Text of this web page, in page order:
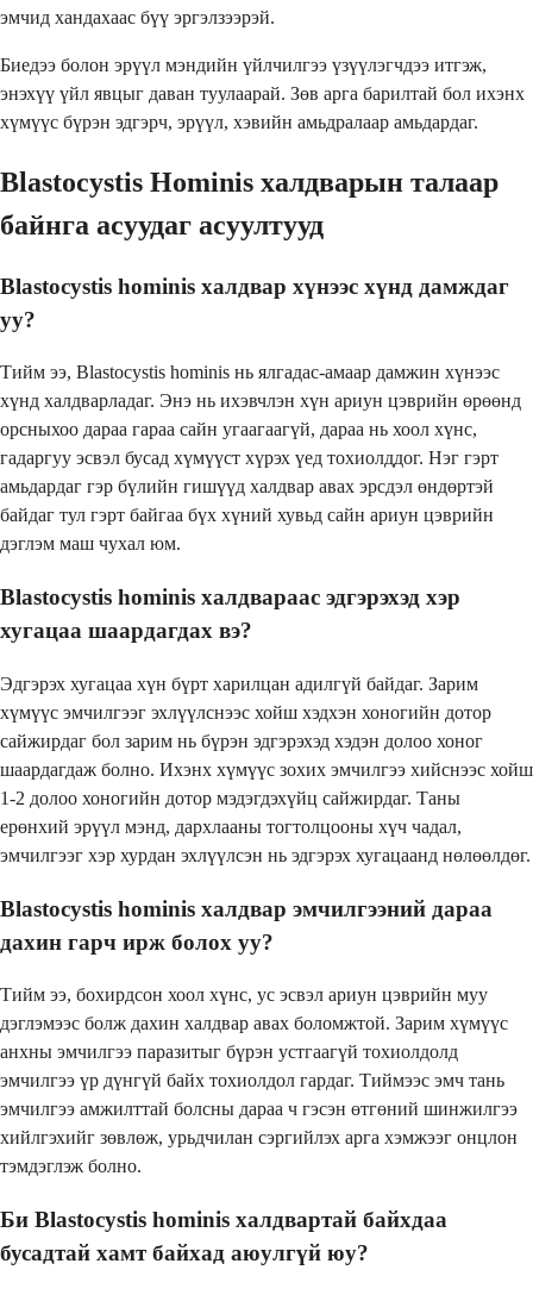
эмчид хандахаас бүү эргэлзээрэй.
Биедээ болон эрүүл мэндийн үйлчилгээ үзүүлэгчдээ итгэж,
энэхүү үйл явцыг даван туулаарай. Зөв арга барилтай бол ихэнх
хүмүүс бүрэн эдгэрч, эрүүл, хэвийн амьдралаар амьдардаг.
Blastocystis Hominis халдварын талаар
байнга асуудаг асуултууд
Blastocystis hominis халдвар хүнээс хүнд дамждаг
уу?
Тийм ээ, Blastocystis hominis нь ялгадас-амаар дамжин хүнээс
хүнд халдварладаг. Энэ нь ихэвчлэн хүн ариун цэврийн өрөөнд
орсныхоо дараа гараа сайн угаагаагүй, дараа нь хоол хүнс,
гадаргуу эсвэл бусад хүмүүст хүрэх үед тохиолддог. Нэг гэрт
амьдардаг гэр бүлийн гишүүд халдвар авах эрсдэл өндөртэй
байдаг тул гэрт байгаа бүх хүний ​​хувьд сайн ариун цэврийн
дэглэм маш чухал юм.
Blastocystis hominis халдвараас эдгэрэхэд хэр
хугацаа шаардагдах вэ?
Эдгэрэх хугацаа хүн бүрт харилцан адилгүй байдаг. Зарим
хүмүүс эмчилгээг эхлүүлснээс хойш хэдхэн хоногийн дотор
сайжирдаг бол зарим нь бүрэн эдгэрэхэд хэдэн долоо хоног
шаардагдаж болно. Ихэнх хүмүүс зохих эмчилгээ хийснээс хойш
1-2 долоо хоногийн дотор мэдэгдэхүйц сайжирдаг. Таны
ерөнхий эрүүл мэнд, дархлааны тогтолцооны хүч чадал,
эмчилгээг хэр хурдан эхлүүлсэн нь эдгэрэх хугацаанд нөлөөлдөг.
Blastocystis hominis халдвар эмчилгээний дараа
дахин гарч ирж болох уу?
Тийм ээ, бохирдсон хоол хүнс, ус эсвэл ариун цэврийн муу
дэглэмээс болж дахин халдвар авах боломжтой. Зарим хүмүүс
анхны эмчилгээ паразитыг бүрэн устгаагүй тохиолдолд
эмчилгээ үр дүнгүй байх тохиолдол гардаг. Тиймээс эмч тань
эмчилгээ амжилттай болсны дараа ч гэсэн өтгөний шинжилгээ
хийлгэхийг зөвлөж, урьдчилан сэргийлэх арга хэмжээг онцлон
тэмдэглэж болно.
Би Blastocystis hominis халдвартай байхдаа
бусадтай хамт байхад аюулгүй юу?